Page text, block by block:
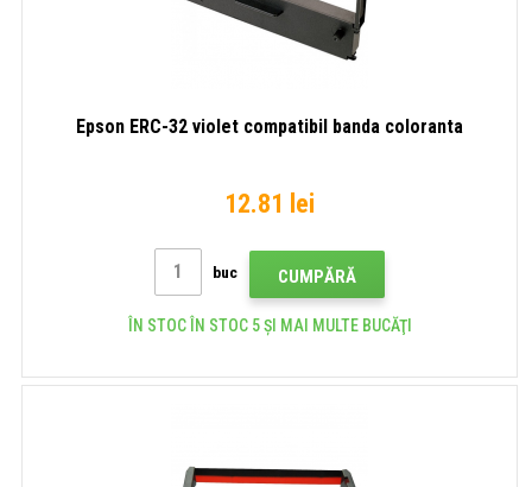
Epson ERC-32 violet compatibil banda coloranta
12.81 lei
buc CUMPĂRĂ
ÎN STOC ÎN STOC 5 ȘI MAI MULTE BUCĂŢI